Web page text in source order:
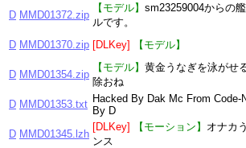
D MMD01372.zip
【モデル】 sm23259004からの
ルです。
D MMD01370.zip [DLKey] 【モデル】
D MMD01354.zip
【モデル】 黄金うなぎを泳がせ
除おね
D MMD01353.txt Hacked By Dak Mc From Code-
By D
D MMD01345.lzh
[DLKey] 【モーション】 オナカ
ンス